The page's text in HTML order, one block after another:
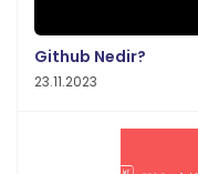
Github Nedir?
23.11.2023